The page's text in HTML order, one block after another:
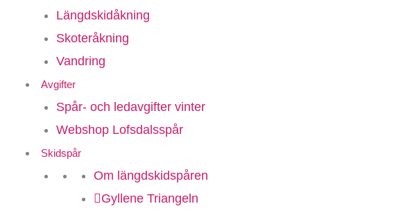
Längdskidåkning
Skoteråkning
Vandring
Avgifter
Spår- och ledavgifter vinter
Webshop Lofsdalsspår
Skidspår
Om längdskidspåren
Gyllene Triangeln